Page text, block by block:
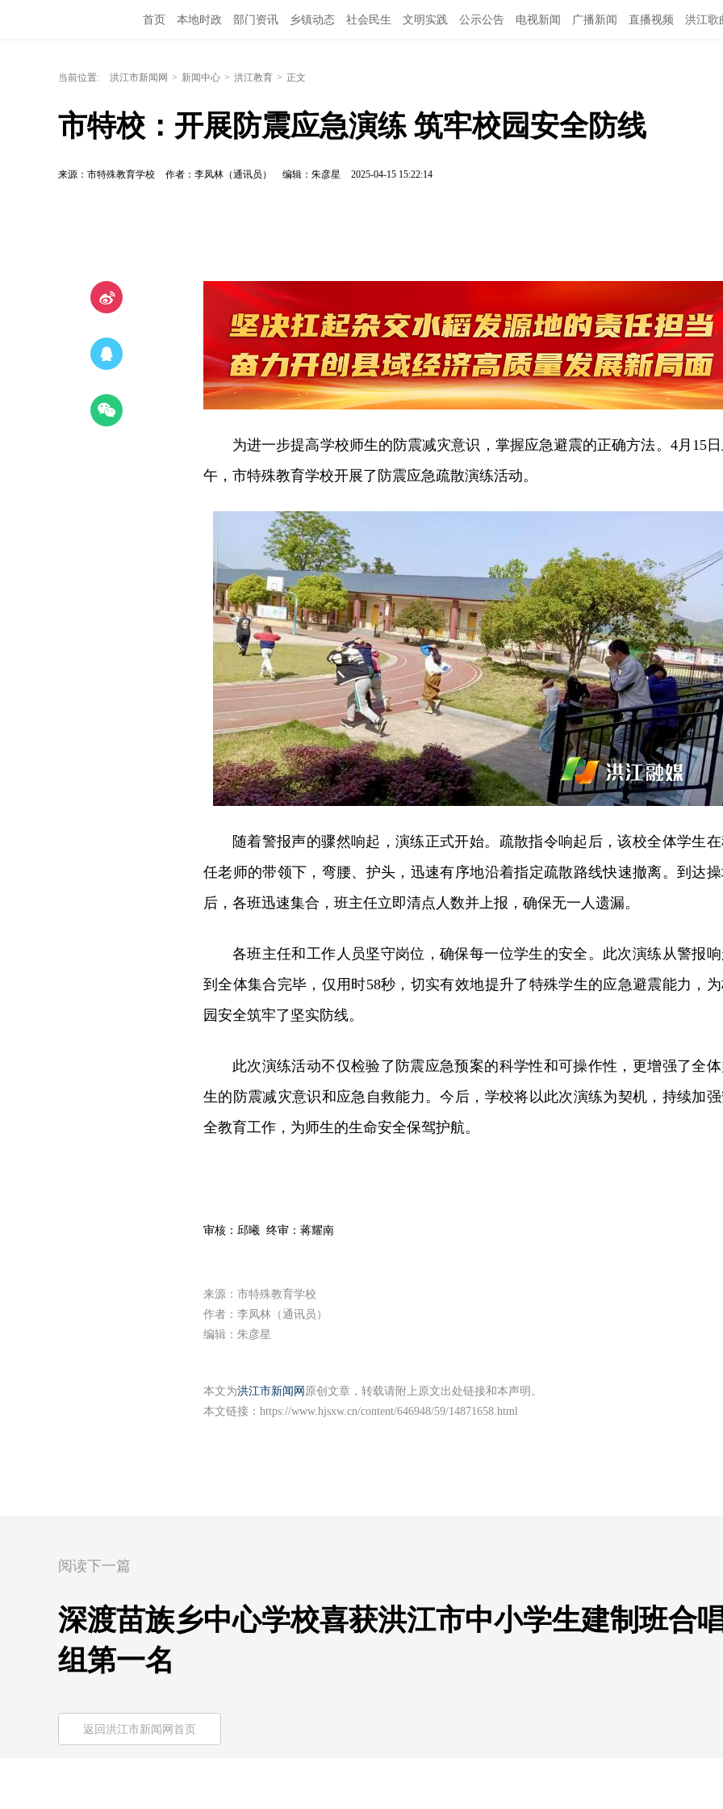
首页 本地时政 部门资讯 乡镇动态 社会民生 文明实践 公示公告 电视新闻 广播新闻 直播视频 洪江歌
当前位置: 洪江市新闻网 > 新闻中心 > 洪江教育 > 正文
市特校：开展防震应急演练 筑牢校园安全防线
来源：市特殊教育学校 作者：李凤林（通讯员） 编辑：朱彦星 2025-04-15 15:22:14
为进一步提高学校师生的防震减灾意识，掌握应急避震的正确方法。4月15
午，市特殊教育学校开展了防震应急疏散演练活动。
随着警报声的骤然响起，演练正式开始。疏散指令响起后，该校全体学生
任老师的带领下，弯腰、护头，迅速有序地沿着指定疏散路线快速撤离。到达
后，各班迅速集合，班主任立即清点人数并上报，确保无一人遗漏。
各班主任和工作人员坚守岗位，确保每一位学生的安全。此次演练从警报
到全体集合完毕，仅用时58秒，切实有效地提升了特殊学生的应急避震能力，
园安全筑牢了坚实防线。
此次演练活动不仅检验了防震应急预案的科学性和可操作性，更增强了全
生的防震减灾意识和应急自救能力。今后，学校将以此次演练为契机，持续加
全教育工作，为师生的生命安全保驾护航。
审核：邱曦 终审：蒋耀南
来源：市特殊教育学校
作者：李凤林（通讯员）
编辑：朱彦星
本文为洪江市新闻网 原创文章，转载请附上原文出处链接和本声明。
本文链接： https://www.hjsxw.cn/content/646948/59/14871658.html
阅读下一篇
深渡苗族乡中心学校喜获洪江市中小学生建制班合
组第一名
返回洪江市新闻网首页